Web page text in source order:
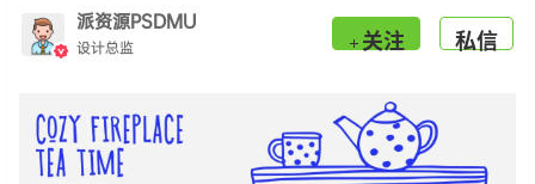
派资源PSDMU
设计总监 关注 私信